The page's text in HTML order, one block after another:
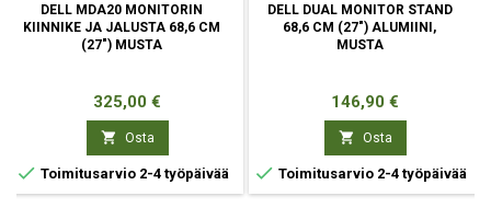
DELL MDA20 MONITORIN
KIINNIKE JA JALUSTA 68,6 CM
(27") MUSTA
Hinta
325,00 €
 Osta
 Toimitusarvio 2-4 työpäivää
DELL DUAL MONITOR STAND
68,6 CM (27") ALUMIINI,
MUSTA
Hinta
146,90 €
 Osta
 Toimitusarvio 2-4 työpäivää